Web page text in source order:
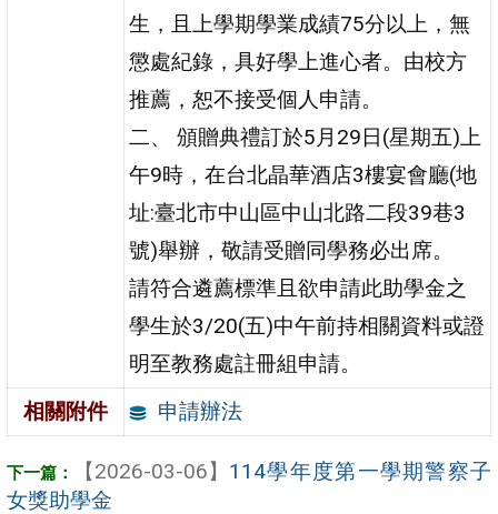
生，且上學期學業成績75分以上，無
懲處紀錄，具好學上進心者。由校方
推薦，恕不接受個人申請。
二、 頒贈典禮訂於5月29日(星期五)上
午9時，在台北晶華酒店3樓宴會廳(地
址:臺北市中山區中山北路二段39巷3
號)舉辦，敬請受贈同學務必出席。
請符合遴薦標準且欲申請此助學金之
學生於3/20(五)中午前持相關資料或證
明至教務處註冊組申請。
相關附件
申請辦法
【2026-03-06】 114學年度第一學期警察子
女獎助學金